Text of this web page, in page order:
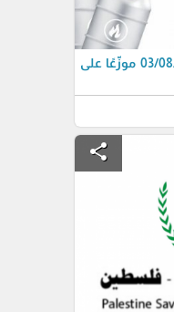
كشف مستفيدي الغاز بتاريخ 03/08/2026 موزّعًا على
share